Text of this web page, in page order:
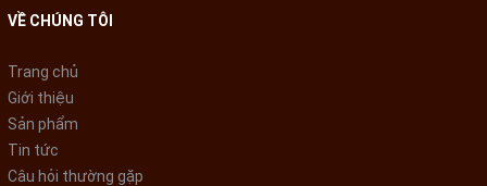
Dễ dàng thay đổi nhiệt độ với
bảng điều khiển đặt ở bên
ngoài tủ
VỀ CHÚNG TÔI
Trang chủ
Giới thiệu
Sản phẩm
Tin tức
Câu hỏi thường gặp